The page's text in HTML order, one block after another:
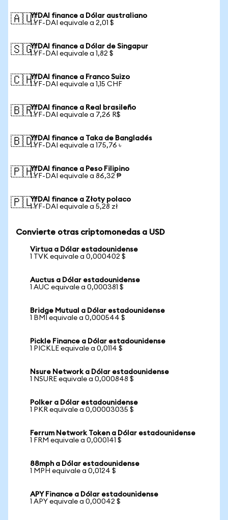
🇦🇺YfDAI finance a Dólar australiano
1 YF-DAI equivale a 2,01 $
🇸🇬YfDAI finance a Dólar de Singapur
1 YF-DAI equivale a 1,82 $
🇨🇭YfDAI finance a Franco Suizo
1 YF-DAI equivale a 1,15 CHF
🇧🇷YfDAI finance a Real brasileño
1 YF-DAI equivale a 7,26 R$
🇧🇩YfDAI finance a Taka de Bangladés
1 YF-DAI equivale a 175,76 ৳
🇵🇭YfDAI finance a Peso Filipino
1 YF-DAI equivale a 86,32 ₱
🇵🇱YfDAI finance a Złoty polaco
1 YF-DAI equivale a 5,28 zł
Convierte otras criptomonedas a USD
Virtua a Dólar estadounidense
1 TVK equivale a 0,000402 $
Auctus a Dólar estadounidense
1 AUC equivale a 0,000381 $
Bridge Mutual a Dólar estadounidense
1 BMI equivale a 0,000544 $
Pickle Finance a Dólar estadounidense
1 PICKLE equivale a 0,0114 $
Nsure Network a Dólar estadounidense
1 NSURE equivale a 0,000848 $
Polker a Dólar estadounidense
1 PKR equivale a 0,00003035 $
Ferrum Network Token a Dólar estadounidense
1 FRM equivale a 0,000141 $
88mph a Dólar estadounidense
1 MPH equivale a 0,0124 $
APY Finance a Dólar estadounidense
1 APY equivale a 0,00042 $